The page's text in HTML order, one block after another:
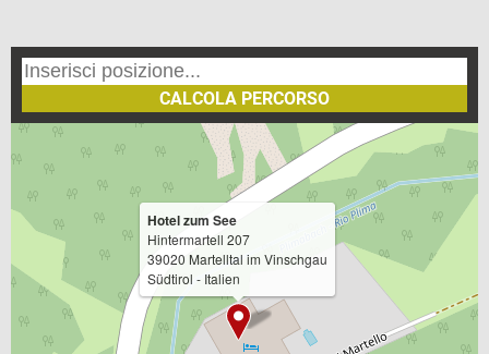
Hotel zum See
Hintermartell 207
39020 Martelltal im Vinschgau
Südtirol - Italien